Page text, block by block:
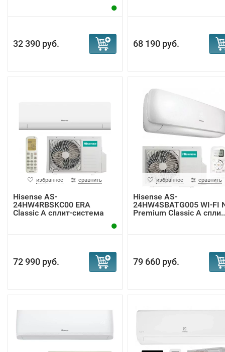
32 390 руб. 68 190 руб.
избранное сравнить
Hisense AS-
24HW4RBSKC00 ERA
Classic A сплит-система
72 990 руб.
избранное сравнить
Hisense AS-
24HW4SBATG005 WI-FI
Premium Classic A
79 660 руб.